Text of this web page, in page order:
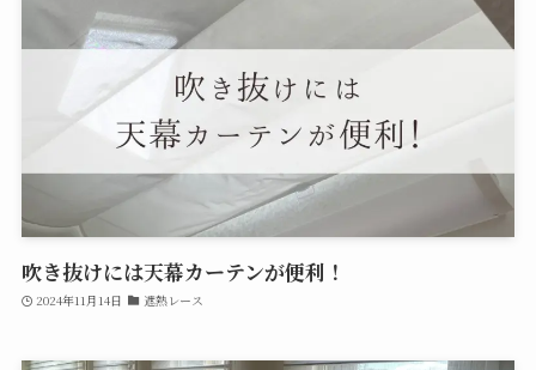
吹き抜けには天幕カーテンが便利！
2024年11月14日 遮熱レース